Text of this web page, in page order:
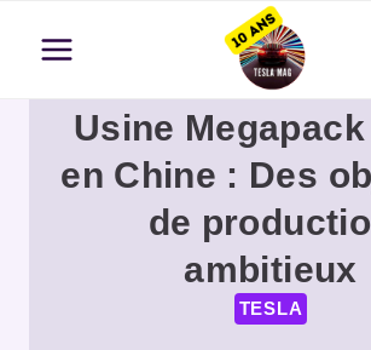
contenu
Usine
en Chine : Des
de
ambitieux
TESLA